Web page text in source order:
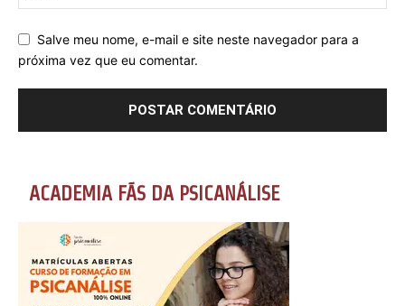
Salve meu nome, e-mail e site neste navegador para a
próxima vez que eu comentar.
ACADEMIA FÃS DA PSICANÁLISE